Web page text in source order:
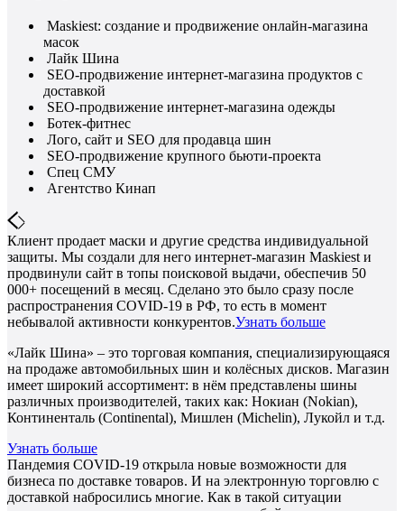
Maskiest: создание и продвижение онлайн-магазина
масок
Лайк Шина
SEO-продвижение интернет-магазина продуктов с
доставкой
SEO-продвижение интернет-магазина одежды
Ботек-фитнес
Лого, сайт и SEO для продавца шин
SEO-продвижение крупного бьюти-проекта
Спец СМУ
Агентство Кинап
Клиент продает маски и другие средства индивидуальной
защиты. Мы создали для него интернет-магазин Maskiest и
продвинули сайт в топы поисковой выдачи, обеспечив 50
000+ посещений в месяц. Сделано это было сразу после
распространения COVID-19 в РФ, то есть в момент
небывалой активности конкурентов.Узнать больше
«Лайк Шина» – это торговая компания, специализирующаяся
на продаже автомобильных шин и колёсных дисков. Магазин
имеет широкий ассортимент: в нём представлены шины
различных производителей, таких как: Нокиан (Nokian),
Континенталь (Continental), Мишлен (Michelin), Лукойл и т.д.
Узнать больше
Пандемия COVID-19 открыла новые возможности для
бизнеса по доставке товаров. И на электронную торговлю с
доставкой набросились многие. Как в такой ситуации